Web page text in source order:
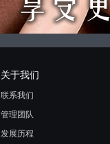
关于我们
联系我们
管理团队
发展历程